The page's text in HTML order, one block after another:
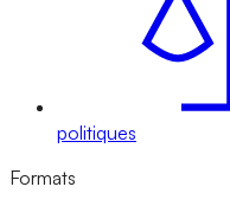
politiques
Formats